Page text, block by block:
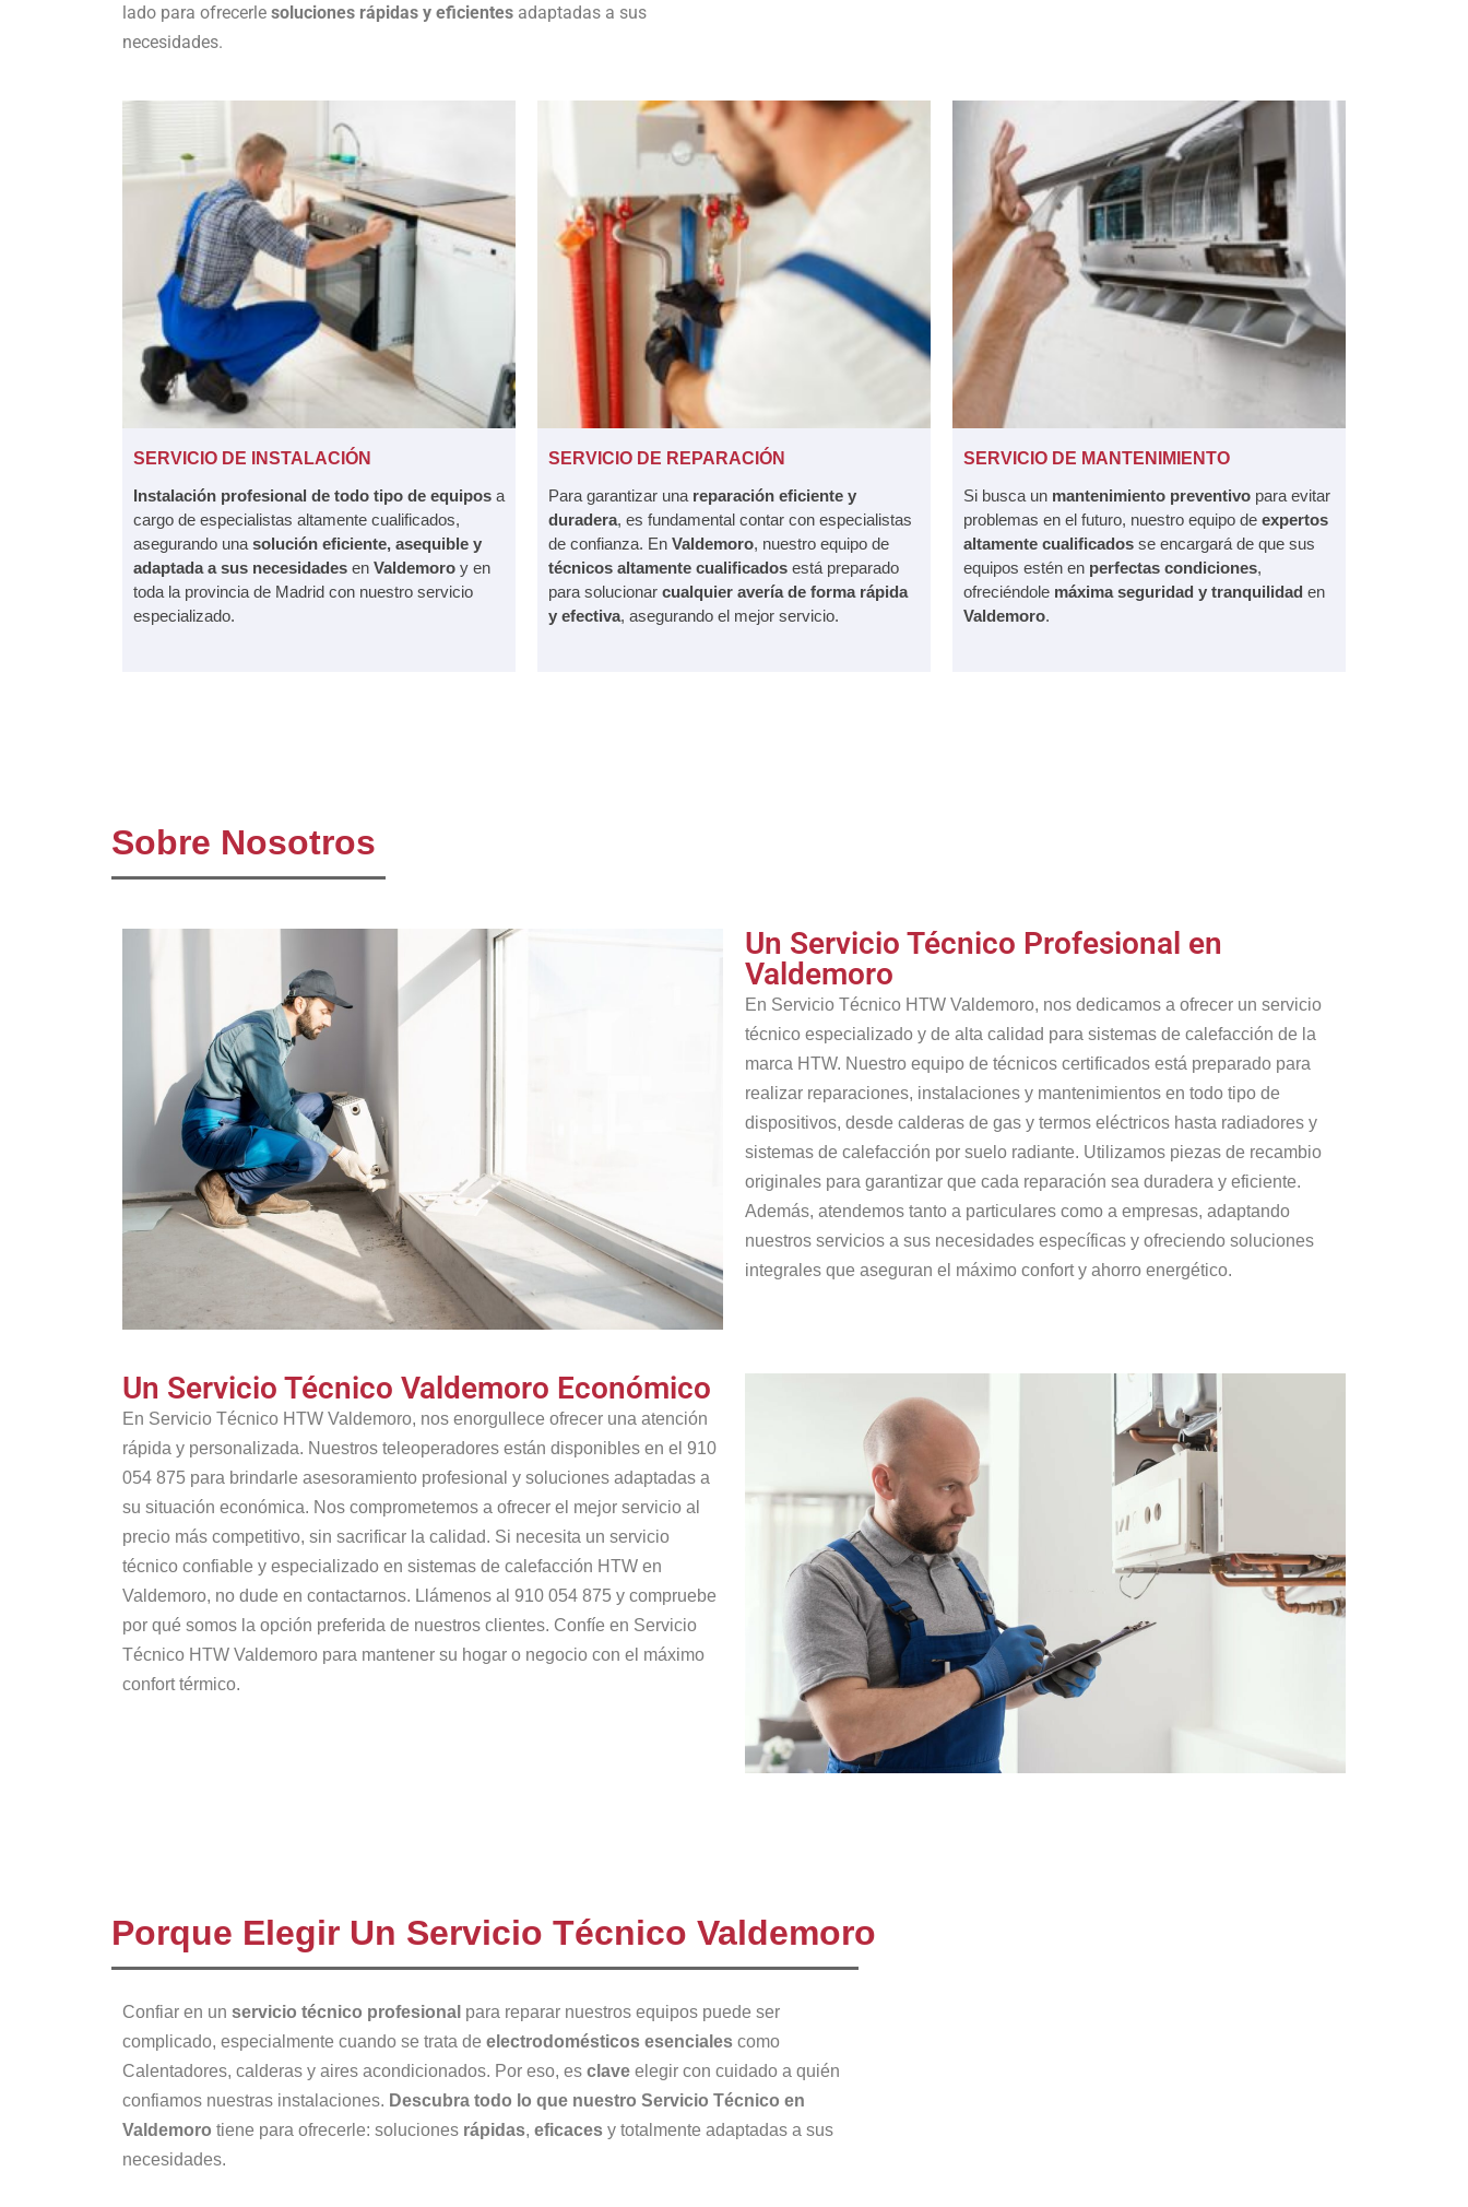
lado para ofrecerle soluciones rápidas y eficientes adaptadas a sus
necesidades.
SERVICIO DE INSTALACIÓN
Instalación profesional de todo tipo de equipos a
cargo de especialistas altamente cualificados,
asegurando una solución eficiente, asequible y
adaptada a sus necesidades en Valdemoro y en
toda la provincia de Madrid con nuestro servicio
especializado.
SERVICIO DE REPARACIÓN
Para garantizar una reparación eficiente y
duradera, es fundamental contar con especialistas
de confianza. En Valdemoro, nuestro equipo de
técnicos altamente cualificados está preparado
para solucionar cualquier avería de forma rápida
y efectiva, asegurando el mejor servicio.
SERVICIO DE MANTENIMIENTO
Si busca un mantenimiento preventivo para evitar
problemas en el futuro, nuestro equipo de expertos
altamente cualificados se encargará de que sus
equipos estén en perfectas condiciones,
ofreciéndole máxima seguridad y tranquilidad en
Valdemoro.
Sobre Nosotros
Un Servicio Técnico Profesional en
Valdemoro
En Servicio Técnico HTW Valdemoro, nos dedicamos a ofrecer un servicio
técnico especializado y de alta calidad para sistemas de calefacción de la
marca HTW. Nuestro equipo de técnicos certificados está preparado para
realizar reparaciones, instalaciones y mantenimientos en todo tipo de
dispositivos, desde calderas de gas y termos eléctricos hasta radiadores y
sistemas de calefacción por suelo radiante. Utilizamos piezas de recambio
originales para garantizar que cada reparación sea duradera y eficiente.
Además, atendemos tanto a particulares como a empresas, adaptando
nuestros servicios a sus necesidades específicas y ofreciendo soluciones
integrales que aseguran el máximo confort y ahorro energético.
Un Servicio Técnico Valdemoro Económico
En Servicio Técnico HTW Valdemoro, nos enorgullece ofrecer una atención
rápida y personalizada. Nuestros teleoperadores están disponibles en el 910
054 875 para brindarle asesoramiento profesional y soluciones adaptadas a
su situación económica. Nos comprometemos a ofrecer el mejor servicio al
precio más competitivo, sin sacrificar la calidad. Si necesita un servicio
técnico confiable y especializado en sistemas de calefacción HTW en
Valdemoro, no dude en contactarnos. Llámenos al 910 054 875 y compruebe
por qué somos la opción preferida de nuestros clientes. Confíe en Servicio
Técnico HTW Valdemoro para mantener su hogar o negocio con el máximo
confort térmico.
Porque Elegir Un Servicio Técnico Valdemoro
Confiar en un servicio técnico profesional para reparar nuestros equipos puede ser
complicado, especialmente cuando se trata de electrodomésticos esenciales como
Calentadores, calderas y aires acondicionados. Por eso, es clave elegir con cuidado a quién
confiamos nuestras instalaciones. Descubra todo lo que nuestro Servicio Técnico en
Valdemoro tiene para ofrecerle: soluciones rápidas, eficaces y totalmente adaptadas a sus
necesidades.